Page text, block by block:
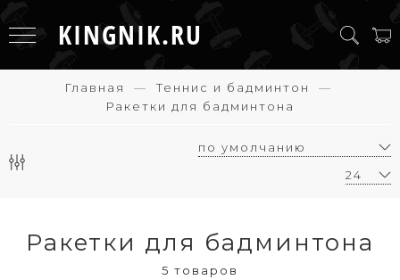
KINGNIK.RU
Главная
Теннис и бадминтон
Ракетки для бадминтона
Ракетки для бадминтона
5 товаров